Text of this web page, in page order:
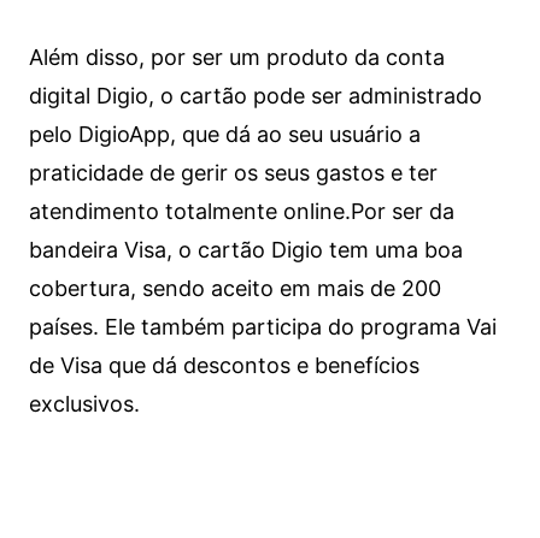
Além disso, por ser um produto da conta
digital Digio, o cartão pode ser administrado
pelo DigioApp, que dá ao seu usuário a
praticidade de gerir os seus gastos e ter
atendimento totalmente online.Por ser da
bandeira Visa, o cartão Digio tem uma boa
cobertura, sendo aceito em mais de 200
países. Ele também participa do programa Vai
de Visa que dá descontos e benefícios
exclusivos.